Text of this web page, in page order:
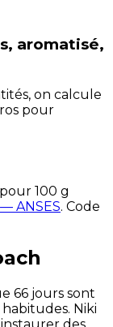
aromatisé,
on calcule
pour
100 g
ANSES. Code
66 jours sont
Niki